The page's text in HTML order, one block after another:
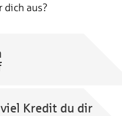
dich aus?
Kredit du dir